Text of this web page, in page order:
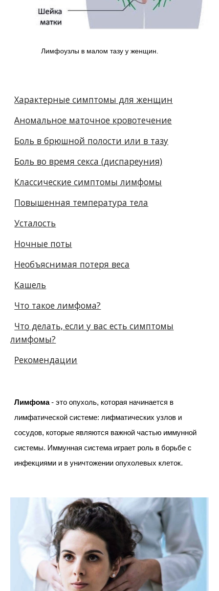
Лимфоузлы в малом тазу у женщин.
Характерные симптомы для женщин
Аномальное маточное кровотечение
Боль в брюшной полости или в тазу
Боль во время секса (диспареуния)
Классические симптомы лимфомы
Повышенная температура тела
Усталость
Ночные поты
Необъяснимая потеря веса
Кашель
Что такое лимфома?
Что делать, если у вас есть симптомы
лимфомы?
Рекомендации
Лимфома- это опухоль, которая начинается в
лимфатической системе: лифматических узлов и
сосудов, которые являются важной частью иммунной
системы. Иммунная система играет роль в борьбе с
инфекциями и в уничтожении опухолевых клеток.